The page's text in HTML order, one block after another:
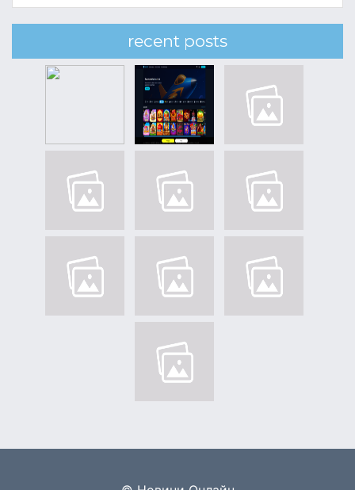
recent posts